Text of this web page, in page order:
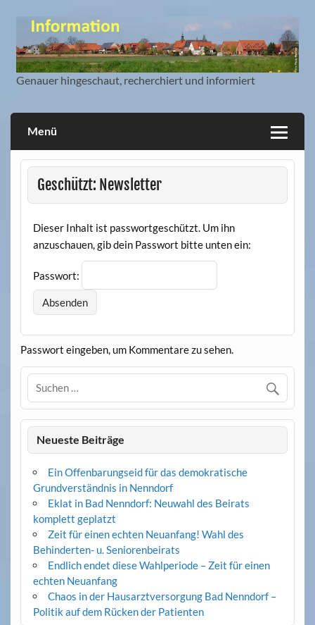
Mitbürger Information und Blog
Genauer hingeschaut, recherchiert und informiert
Menü
Geschützt: Newsletter
Dieser Inhalt ist passwortgeschützt. Um ihn
anzuschauen, gib dein Passwort bitte unten ein:
Passwort:
Passwort eingeben, um Kommentare zu sehen.
Neueste Beiträge
Ein Offenbarungseid für das demokratische
Grundverständnis in Nenndorf
Eklat in Bad Nenndorf: Neuwahl des Beirats
komplett geplatzt
Zeit für einen echten Neuanfang! Wahl des
Behinderten- u. Seniorenbeirats
Endlich endet diese Wahlperiode – Zeit für einen
echten Neuanfang
Chaos in der Hausarztversorgung Bad Nenndorf –
Politik auf dem Rücken der Patienten